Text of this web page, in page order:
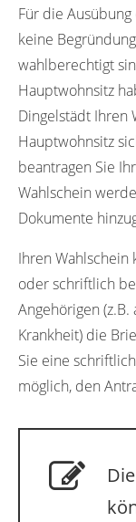
Für die
keine
wahlberechtigt
Hauptwohnsitz
Dingelstädt Ihren
Hauptwohnsitz
beantragen Sie
Wahlschein
Dokumente
Ihren Wahlschein
oder schriftlich
Angehörigen
Krankheit) die
Sie eine
möglich, den